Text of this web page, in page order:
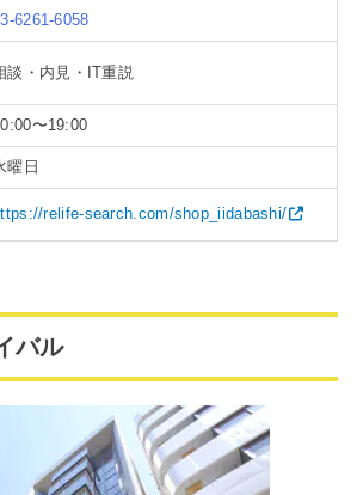
6261-6058
談・内見・IT重説
〜19:00
曜日
relife-search.com/shop_iidabashi/
バル